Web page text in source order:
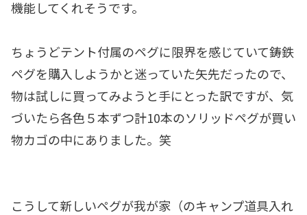
機能してくれそうです。
ちょうどテント付属のペグに限界を感じていて鋳鉄
ペグを購入しようかと迷っていた矢先だったので、
物は試しに買ってみようと手にとった訳ですが、気
づいたら各色５本ずつ計10本のソリッドペグが買い
物カゴの中にありました。笑
こうして新しいペグが我が家（のキャンプ道具入れ